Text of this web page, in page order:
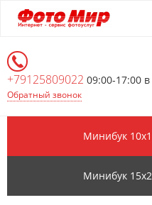
Перейти
к
информации
+79125809022 09:00-17:00
Обратный звонок
Минибук
Минибук